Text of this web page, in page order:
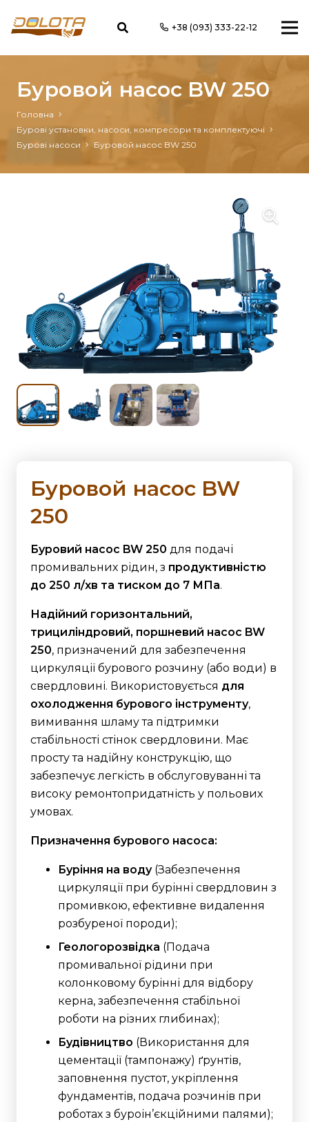
+38 (093) 333-22-12
Буровой насос BW 250
Головна
Бурові установки, насоси, компресори та комплектуючі
Бурові насоси
Буровой насос BW 250
Буровой насос BW
250
Буровий насос BW 250 для подачі
промивальних рідин, з продуктивністю
до 250 л/хв та тиском до 7 МПа.
Надійний горизонтальний,
трициліндровий, поршневий насос BW
250, призначений для забезпечення
циркуляції бурового розчину (або води) в
свердловині. Використовується для
охолодження бурового інструменту,
вимивання шламу та підтримки
стабільності стінок свердловини. Має
просту та надійну конструкцію, що
забезпечує легкість в обслуговуванні та
високу ремонтопридатність у польових
умовах.
Призначення бурового насоса:
Буріння на воду(Забезпечення
циркуляції при бурінні свердловин з
промивкою, ефективне видалення
розбуреної породи);
Геологорозвідка (Подача
промивальної рідини при
колонковому бурінні для відбору
керна, забезпечення стабільної
роботи на різних глибинах);
Будівництво (Використання для
цементації (тампонажу) ґрунтів,
заповнення пустот, укріплення
фундаментів, подача розчинів при
роботах з буроін’єкційними палями);